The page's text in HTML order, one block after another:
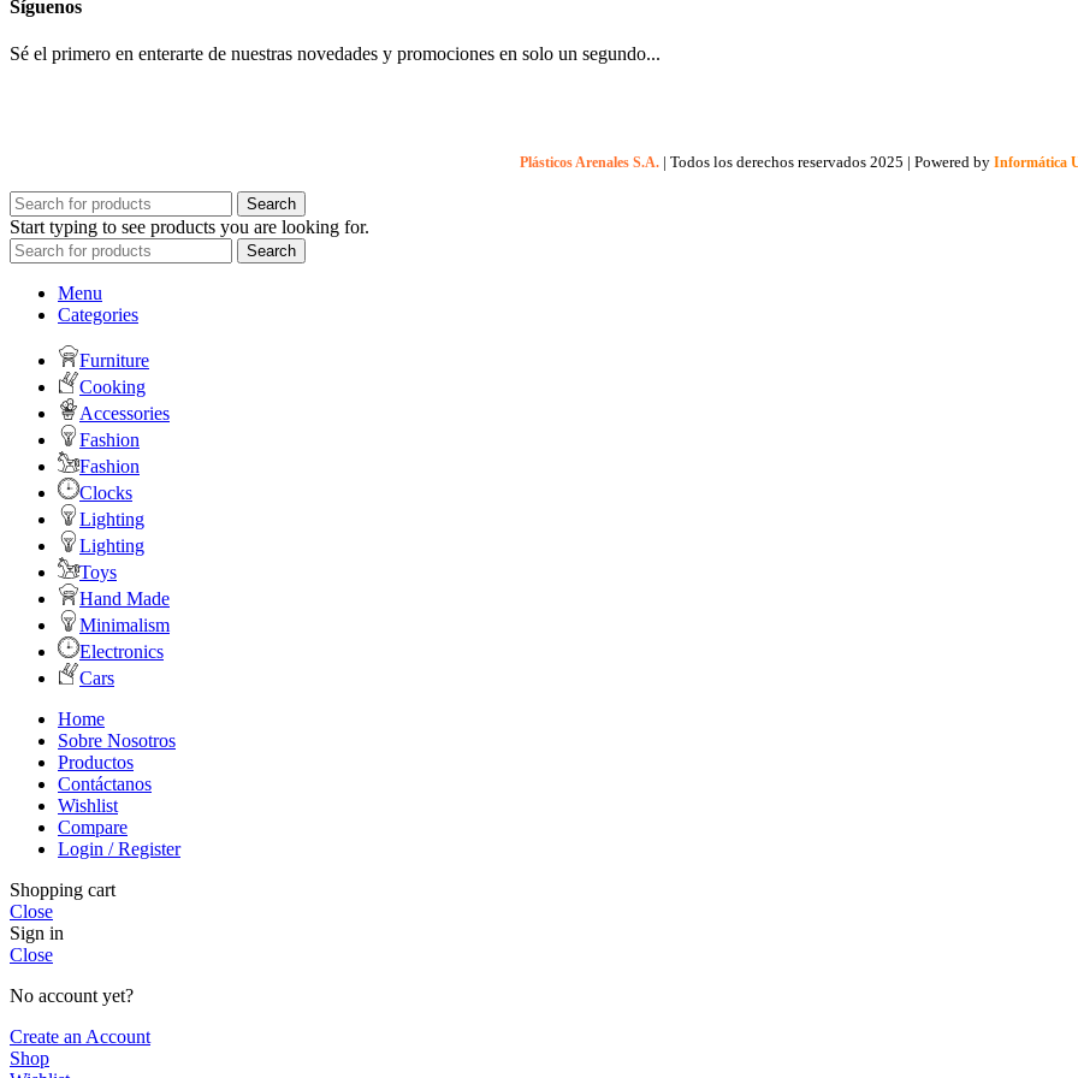
Síguenos
Sé el primero en enterarte de nuestras novedades y promociones en solo un segundo...
Plásticos Arenales S.A. | Todos los derechos reservados 2025 | Powered by Informática
Search
Start typing to see products you are looking for.
Search
Menu
Categories
Furniture
Cooking
Accessories
Fashion
Fashion
Clocks
Lighting
Lighting
Toys
Hand Made
Minimalism
Electronics
Cars
Home
Sobre Nosotros
Productos
Contáctanos
Wishlist
Compare
Login / Register
Shopping cart
Close
Sign in
Close
No account yet?
Create an Account
Shop